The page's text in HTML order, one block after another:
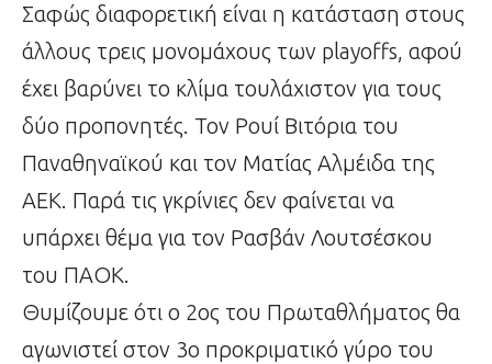
Σαφώς διαφορετική είναι η κατάσταση στους
άλλους τρεις μονομάχους των playoffs, αφού
έχει βαρύνει το κλίμα τουλάχιστον για τους
δύο προπονητές. Τον Ρουί Βιτόρια του
Παναθηναϊκού και τον Ματίας Αλμέιδα της
ΑΕΚ. Παρά τις γκρίνιες δεν φαίνεται να
υπάρχει θέμα για τον Ρασβάν Λουτσέσκου
του ΠΑΟΚ.
Θυμίζουμε ότι ο 2ος του Πρωταθλήματος θα
αγωνιστεί στον 3ο προκριματικό γύρο του